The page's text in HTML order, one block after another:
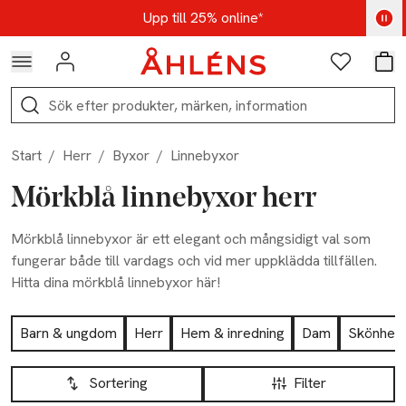
Hoppa till navigationsmenynUpp till 25% online*
Kod: AUG25 - Shoppa nu
Logga in Favoriter
Sök
Start / Herr / Byxor / Linnebyxor
Mörkblå linnebyxor herr
Mörkblå linnebyxor är ett elegant och mångsidigt val som
fungerar både till vardags och vid mer uppklädda tillfällen.
Hitta dina mörkblå linnebyxor här!
Hoppa till produktsidan
Barn & ungdom Herr Hem & inredning Dam
Skönhet
Hoppa till produktsidan
Filter
Sortering
Lista över produkter